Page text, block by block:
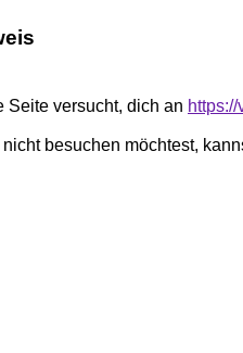
Seite versucht, dich an
besuchen möchtest,